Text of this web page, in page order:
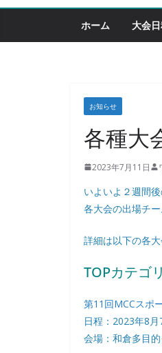
ッ
ホーム 大会
お知らせ
各種大
2023年7月11日
いよいよ２週間
各大会の出場チ
詳細は以下の各
TOPカテゴ
第11回MCCスポ
日程：2023年8月
会場：和倉多目